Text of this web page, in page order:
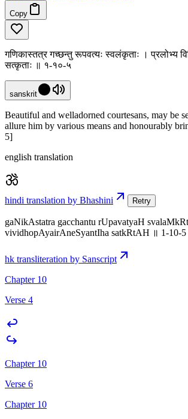
Copy
गणिकास्तत्र गच्छन्तु रूपवत्यः स्वलंकृताः । प्रलोभ्य
सत्कृताः ॥ १-१०-५
sanskrit
Beautiful and welladorned courtesans, may be
allure him by various means and honourably
5]
english translation
hindi translation by Bhashini Retry
gaNikAstatra gacchantu rUpavatyaH
vividhopAyairAneSyantIha satkRtAH ॥ 1-10-5
hk transliteration by Sanscript
Chapter 10
Verse 4
Chapter 10
Verse 6
Chapter 10